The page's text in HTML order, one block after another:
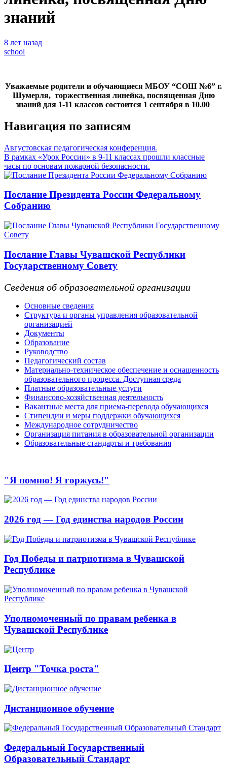
знаний
8 лет назад
school
Уважаемые родители и обучающиеся МБОУ “СОШ №6” г.
Шумерля, торжественная линейка, посвященная Дню
знаний для 1-11 классов состоится 1 сентября в 10.00
Навигация по записям
Августовская педагогическая конференция.
В рамках «Урок России» в 9-11 классах прошли классные
часы по основам пожарной безопасности.
Послание Президента России Федеральному
Собранию
Послание Главы Чувашской Республики
Государственному Совету
Сведения об образовательной организации
Основные сведения
Структура и органы управления образовательной
организацией
Документы
Образование
Руководство
Педагогический состав
Материально-техническое обеспечение и оснащенность
образовательного процесса. Доступная среда
Платные образовательные услуги
Финансово-хозяйственная деятельность
Вакантные места для приема-перевода обучающихся
Стипендии и меры поддержки обучающихся
Международное сотрудничество
Организация питания в образовательной организации
Образовательные стандарты и требования
"Я помню! Я горжусь!"
2026 год — Год единства народов России
Год Победы и патриотизма в Чувашской
Республике
Уполномоченный по правам ребенка в
Чувашской Республике
Центр "Точка роста"
Дистанционное обучение
Федеральный Государственный
Образовательный Стандарт